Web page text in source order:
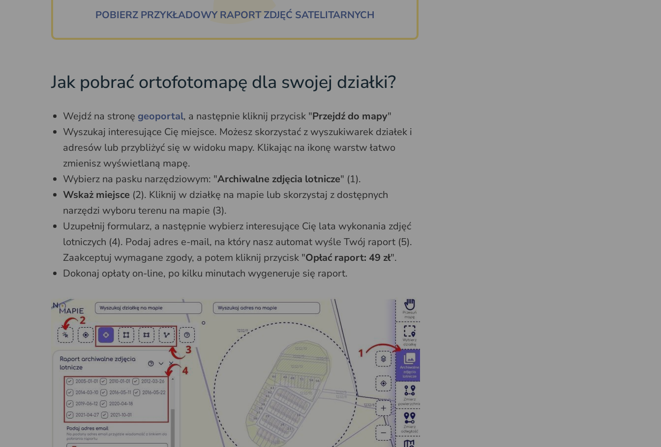
POBIERZ PRZYKŁADOWY RAPORT ZDJĘĆ SATELITARNYCH
Jak pobrać ortofotomapę dla swojej działki?
Wejdź na stronę geoportal, a następnie kliknij przycisk "Przejdź do mapy"
Wyszukaj interesujące Cię miejsce. Możesz skorzystać z wyszukiwarek działek i
adresów lub przybliżyć się w widoku mapy. Klikając na ikonę warstw łatwo
zmienisz wyświetlaną mapę.
Wybierz na pasku narzędziowym: "Archiwalne zdjęcia lotnicze" (1).
Wskaż miejsce (2). Kliknij w działkę na mapie lub skorzystaj z dostępnych
narzędzi wyboru terenu na mapie (3).
Uzupełnij formularz, a następnie wybierz interesujące Cię lata wykonania zdjęć
lotniczych (4). Podaj adres e-mail, na który nasz automat wyśle Twój raport (5).
Zaakceptuj wymagane zgody, a potem kliknij przycisk "Opłać raport: 49 zł".
Dokonaj opłaty on-line, po kilku minutach wygeneruje się raport.